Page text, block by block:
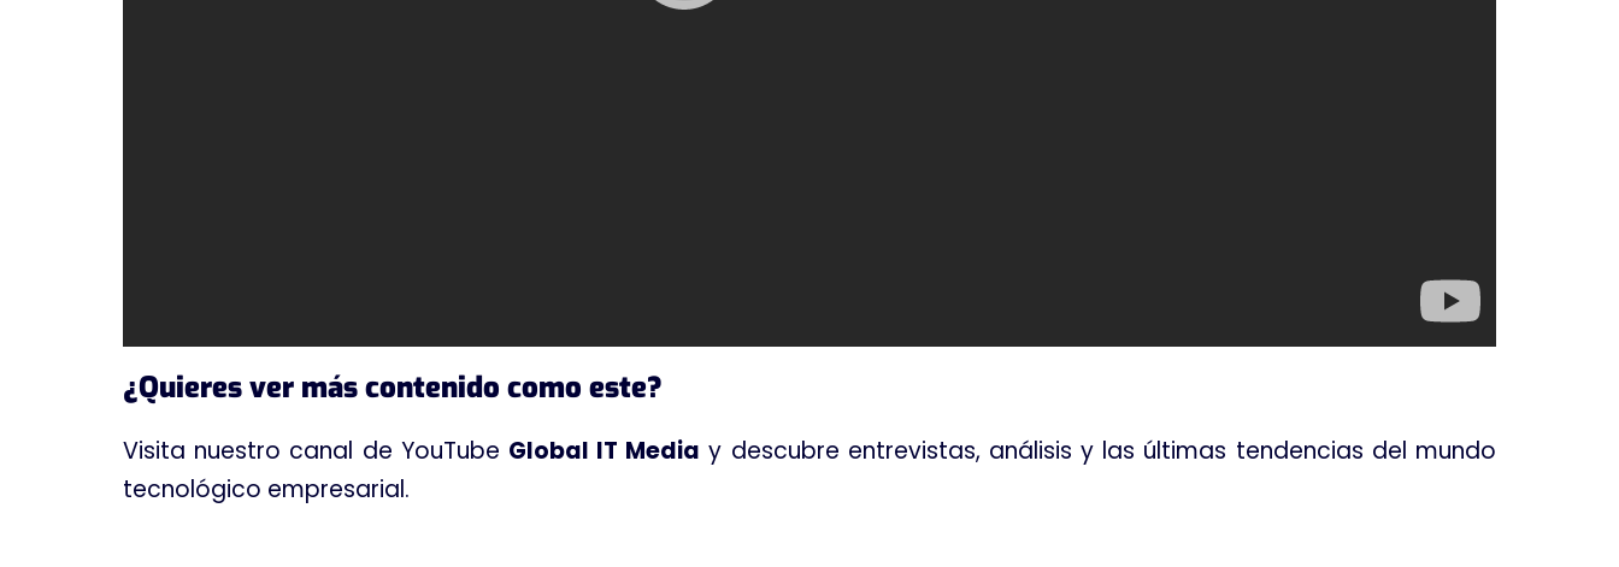
¿Quieres ver más contenido como este?
Visita nuestro canal de YouTube Global IT Media y descubre entrevistas, análisis y las últimas tendencias del mundo
tecnológico empresarial.